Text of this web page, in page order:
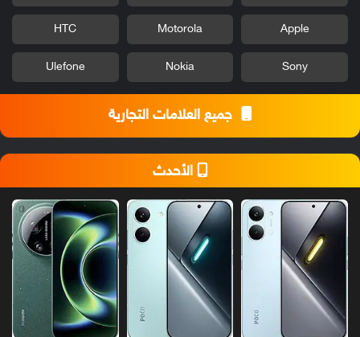
Apple
Motorola
HTC
Sony
Nokia
Ulefone
جميع العلامات التجارية
الأحدث